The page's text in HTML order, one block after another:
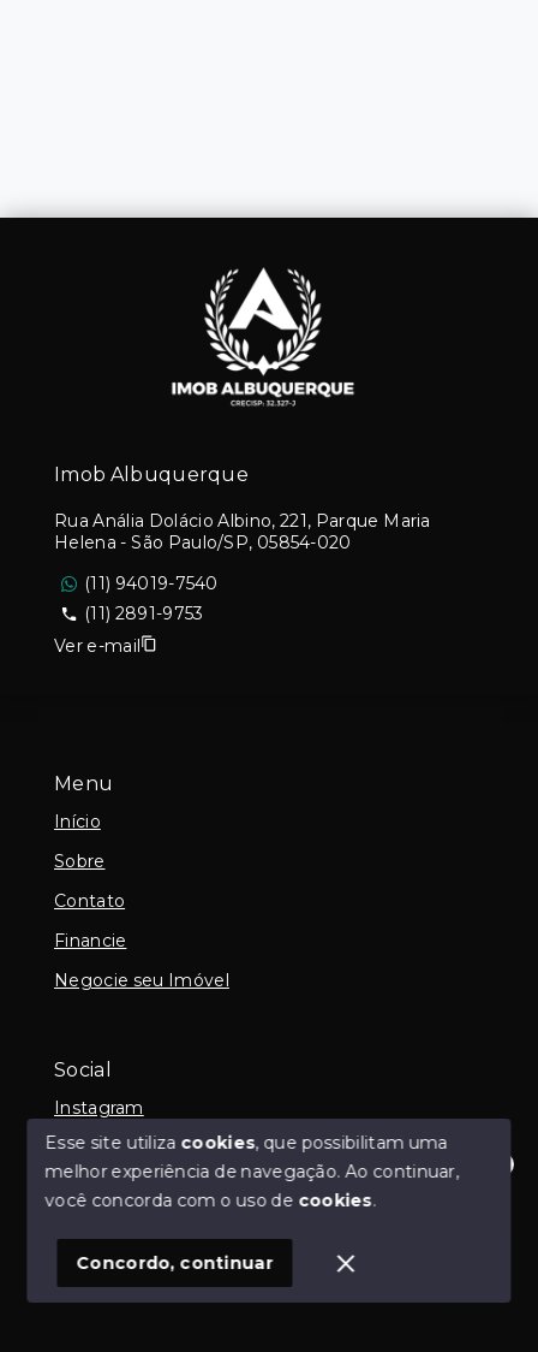
Olá! Estamos disponíveis para te ajudar.
Menu
Início
Sobre
Contato
Financie
Negocie seu Imóvel
Social
Instagram
© Copyright 2026 - Imob Albuquerque - Todos os
SITE PARA IMOBILIARIA
Imob Albuquerque
Rua Anália Dolácio Albino, 221, Parque Maria
Helena - São Paulo/SP, 05854-020
(11) 94019-7540
(11) 2891-9753
Ver e-mail
Esse site utiliza cookies, que possibilitam uma
melhor experiência de navegação.Ao continuar,
você concorda com o uso de cookies.
Concordo, continuar